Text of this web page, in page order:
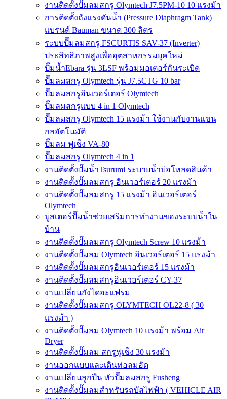
งานติดตั้งปั๊มลมสกรู Olymtech J7.5PM-10 10 แรงม้า
การติดตั้งถังแรงดันน้ำ (Pressure Diaphragm Tank)
แบรนด์ Bauman ขนาด 300 ลิตร
ระบบปั๊มลมสกรู FSCURTIS SAV-37 (Inverter)
ประสิทธิภาพสูงเพื่ออุตสาหกรรมยุคใหม่
ปั๊มน้ำEbara รุ่น 3LSF พร้อมมอเตอร์กันระเบิด
ปั๊มลมสกรู Olymtech รุ่น J7.5CTG 10 bar
ปั๊มลมสกรูอินเวอร์เตอร์ Olymtech
ปั๊มลมสกรูแบบ 4 in 1 Olymtech
ปั๊มลมสกรู Olymtech 15 แรงม้า ใช้งานกับงานแขน
กลอัตโนมัติ
ปั๊มลม ฟูเช็ง VA-80
ปั๊มลมสกรู Olymtech 4 in 1
งานติดตั้งปั๊มน้ำTsurumi ระบายน้ำบ่อโหลดสินค้า
งานติดตั้งปั๊มลมสกรู อินเวอร์เตอร์ 20 แรงม้า
งานติดตั้งปั๊มลมสกรู 15 แรงม้า อินเวอร์เตอร์
Olymtech
บูสเตอร์ปั๊มน้ำช่วยเสริมการทำงานของระบบน้ำใน
บ้าน
งานติดตั้งปั๊มลมสกรู Olymtech Screw 10 แรงม้า
งานตืดตั้งปั๊มลม Olymtech อินเวอร์เตอร์ 15 แรงม้า
งานติดตั้งปั๊มลมสกรูอินเวอร์เตอร์ 15 แรงม้า
งานติดตั้งปั๊มลมสกรูอินเวอร์เตอร์ CY-37
งานเปลี่ยนถังไดอะแฟรม
งานติดตั้งปั๊มลมสกรู OLYMTECH OL22-8 ( 30
แรงม้า )
งานติดตั้งปั๊มลม Olymtech 10 แรงม้า พร้อม Air
Dryer
งานติดตั้งปั๊มลม สกรูฟูเช็ง 30 แรงม้า
งานออกแบบและเดินท่อลมอัด
งานเปลี่ยนลูกปืน หัวปั๊มลมสกรู Fusheng
งานติดตั้งปั๊มลมสำหรับรถบัสไฟฟ้า ( VEHICLE AIR